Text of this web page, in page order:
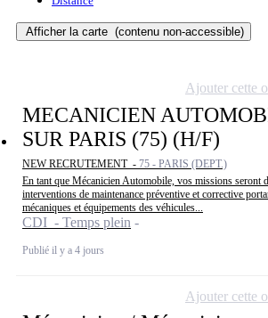
Afficher la carte (contenu non-accessible)
MECANICIEN
SUR PARIS (75) (H/F)
NEW RECRUTEMENT - 75 - PARIS (DEPT.)
En tant que Mécanicien Automobile, vos missions seront
interventions de maintenance préventive et corrective
mécaniques et équipements des véhicules...
CDI - Temps plein
Publié il y a 4 jours
Ajouter cette
Ajouter cette